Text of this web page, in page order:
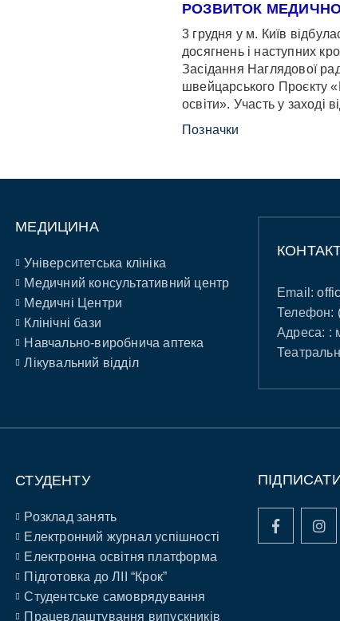
РОЗВИТОК
3 грудня у м. Київ
досягнень і наступних
Засідання Наглядової
швейцарського Проєкту
освіти». Участь у заході
Позначки
МЕДИЦИНА
Університетська клініка
Медичний консультативний центр
Медичні Центри
Клінічні бази
Навчально-виробнича аптека
Лікувальний відділ
Email:
Телефон:
Адреса: :
СТУДЕНТУ
Розклад занять
Електронний журнал успішності
Електронна освітня платформа
Підготовка до ЛІІ “Крок”
Студентське самоврядування
Працевлаштування випускників